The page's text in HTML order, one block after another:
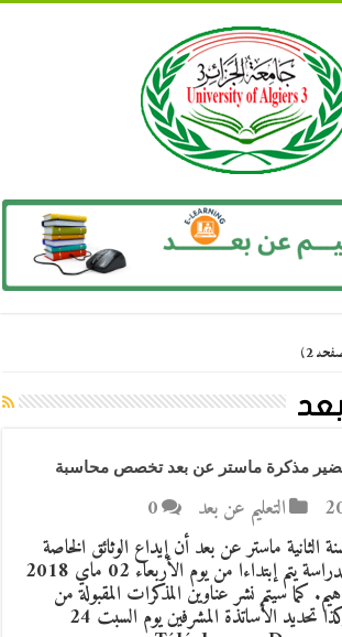
2)
مذكرة ماستر عن بعد تخصص محاسبة
التعليم عن بعد
0
الثانية ماستر عن بعد أن إيداع الوثائق الخاصة
بإعداد مذكرة نهاية الدراسة يتم إبتداءا من يوم الأربعاء 02 ماي 2018
كما سيتم نشر عناوين المذكرات المقبولة من
طرف اللجنة العلمية وكذا تحديد الأساتذة المشرفين يوم السبت 24